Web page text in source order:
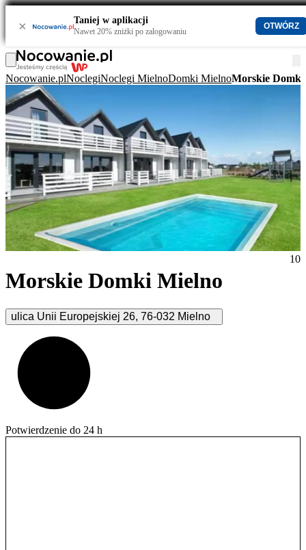
× Taniej w aplikacji
Nawet 20% zniżki po zalogowaniu
OTWÓRZ
Nocowanie.plNoclegiNoclegi MielnoDomki MielnoMorskie
Morskie Domki Mielno
ulica Unii Europejskiej 26, 76-032 Mielno
10
Potwierdzenie do 24 h